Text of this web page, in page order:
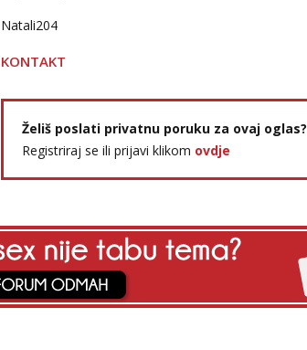
Natali204
KONTAKT
Želiš poslati privatnu poruku za ovaj oglas?
Registriraj se ili prijavi klikom ovdje